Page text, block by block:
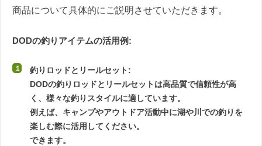
商品について具体的にご説明させていただきます。
DODの釣りアイテムの活用例:
釣りロッドとリールセット:
DODの釣りロッドとリールセットは高品質で信頼性が高
く、様々な釣りスタイルに適しています。
例えば、キャンプやアウトドア活動中に湖や川での釣りを
楽しむ際に活用してください。
できます。